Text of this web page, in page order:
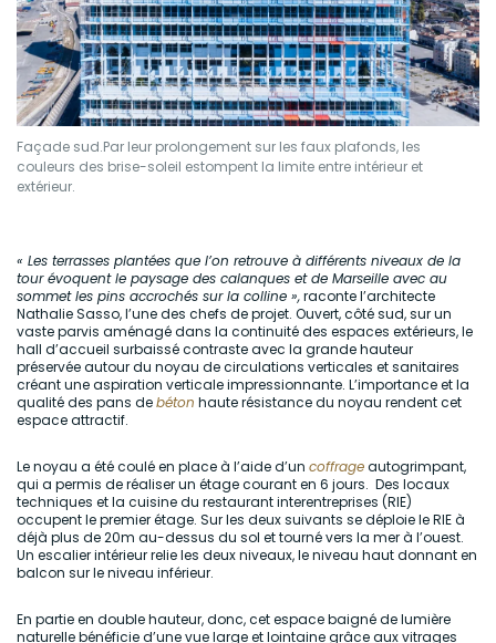
Façade sud.Par leur prolongement sur les faux plafonds, les
couleurs des brise-soleil estompent la limite entre intérieur et
extérieur.
« Les terrasses plantées que l’on retrouve à différents niveaux de la
tour évoquent le paysage des calanques et de Marseille avec au
sommet les pins accrochés sur la colline »,raconte l’architecte
Nathalie Sasso, l’une des chefs de projet. Ouvert, côté sud, sur un
vaste parvis aménagé dans la continuité des espaces extérieurs, le
hall d’accueil surbaissé contraste avec la grande hauteur
préservée autour du noyau de circulations verticales et sanitaires
créant une aspiration verticale impressionnante. L’importance et la
qualité des pans debéton haute résistance du noyau rendent cet
espace attractif.
Le noyau a été coulé en place à l’aide d’un coffrageautogrimpant,
qui a permis de réaliser un étage courant en 6 jours. Des locaux
techniques et la cuisine du restaurant interentreprises (RIE)
occupent le premier étage. Sur les deux suivants se déploie le RIE à
déjà plus de 20m au-dessus du sol et tourné vers la mer à l’ouest.
Un escalier intérieur relie les deux niveaux, le niveau haut donnant en
balcon sur le niveau inférieur.
En partie en double hauteur, donc, cet espace baigné de lumière
naturelle bénéficie d’une vue large et lointaine grâce aux vitrages